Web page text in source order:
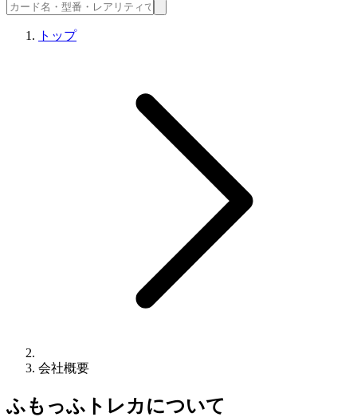
トップ
会社概要
ふもっふトレカについて